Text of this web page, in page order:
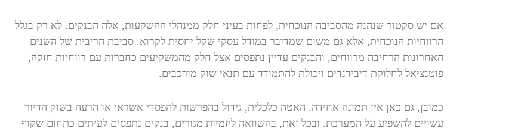
אם יש סקטור שנהנה מהסביבה הנוכחית, לפחות בעיני חלק ממנהלי ההשקעות, אלה הבנקים. לא רק בגלל
הרווחיות הנוכחית, אלא גם משום שמדובר במודל עסקי שקל יחסית לקרוא. סביבת הריבית של השנים
האחרונות הרחיבה מרווחים, והבנקים עדיין נתפסים אצל חלק מהמשקיעים כחברות עם רווחיות חזקה,
פוטנציאל לחלוקת דיבידנדים ויכולת להתמודד עם תנאי שוק מורכבים.
כמובן, גם כאן אין תמונה אחידה. האטה כלכלית, גידול בהפרשות להפסדי אשראי או הרעה בשוק הדיור
עשויים להשפיע על המערכת. ובכל זאת, בהשוואה ליזמיות מגורים, בנקים נתפסים לעיתים כתחום שקוף